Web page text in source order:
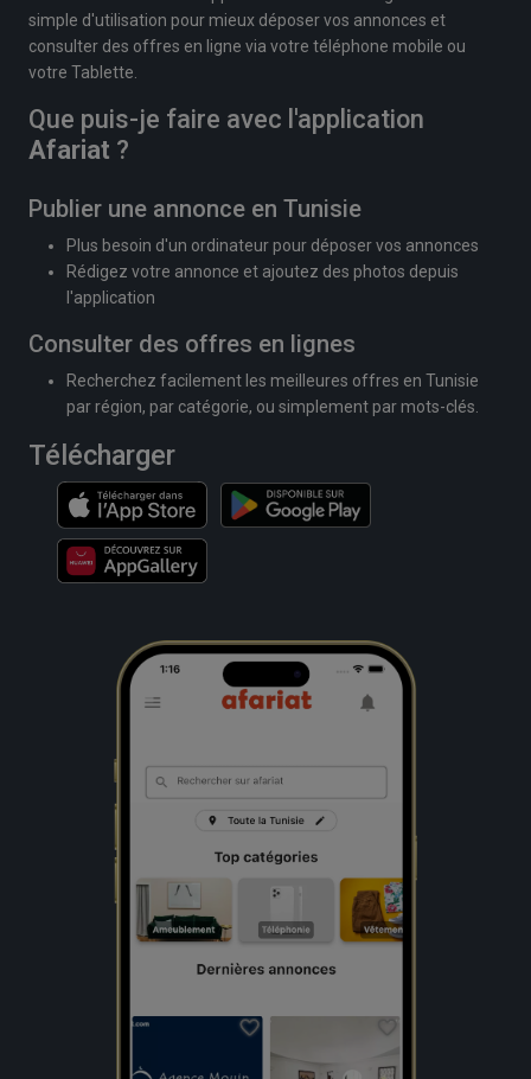
simple d'utilisation pour mieux déposer vos annonces et
consulter des offres en ligne via votre téléphone mobile ou
votre Tablette.
Que puis-je faire avec l'application
Afariat ?
Publier une annonce en Tunisie
Plus besoin d'un ordinateur pour déposer vos annonces
Rédigez votre annonce et ajoutez des photos depuis
l'application
Consulter des offres en lignes
Recherchez facilement les meilleures offres en Tunisie
par région, par catégorie, ou simplement par mots-clés.
Télécharger